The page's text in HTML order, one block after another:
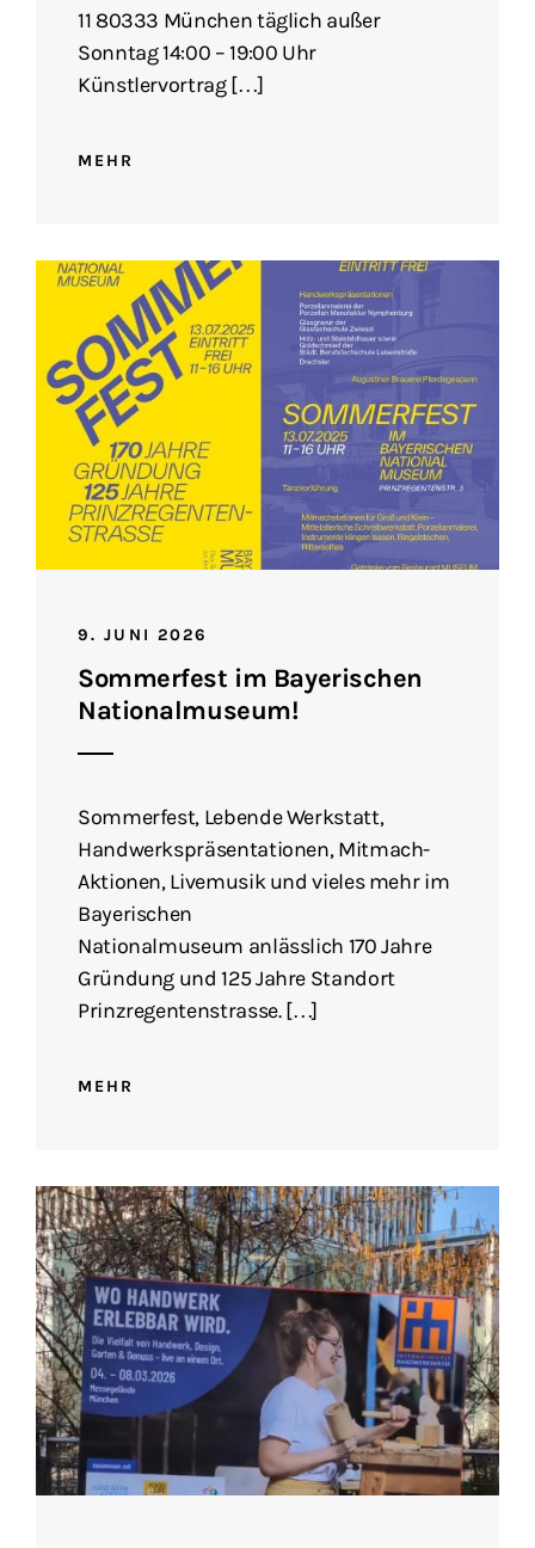
11 80333 München täglich außer
Sonntag 14:00 – 19:00 Uhr
Künstlervortrag […]
MEHR
9. JUNI 2026
Sommerfest im Bayerischen
Nationalmuseum!
Sommerfest, Lebende Werkstatt,
Handwerkspräsentationen, Mitmach-
Aktionen, Livemusik und vieles mehr im
Bayerischen
Nationalmuseum anlässlich 170 Jahre
Gründung und 125 Jahre Standort
Prinzregentenstrasse. […]
MEHR